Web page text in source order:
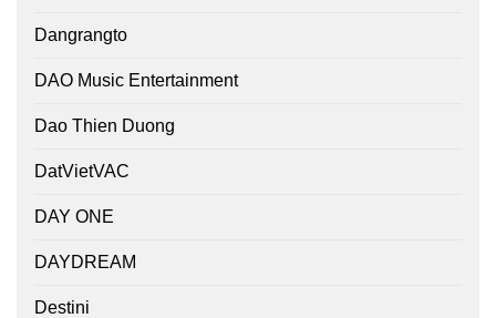
Dangrangto
DAO Music Entertainment
Dao Thien Duong
DatVietVAC
DAY ONE
DAYDREAM
Destini